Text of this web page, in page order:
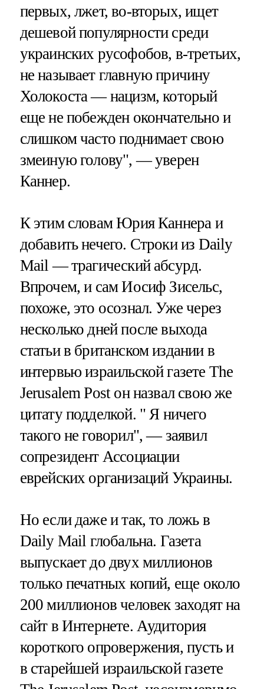
первых, лжет, во-вторых, ищет
дешевой популярности среди
украинских русофобов, в-третьих,
не называет главную причину
Холокоста — нацизм, который
еще не побежден окончательно и
слишком часто поднимает свою
змеиную голову", — уверен
Каннер.
К этим словам Юрия Каннера и
добавить нечего. Строки из Daily
Mail — трагический абсурд.
Впрочем, и сам Иосиф Зисельс,
похоже, это осознал. Уже через
несколько дней после выхода
статьи в британском издании в
интервью израильской газете The
Jerusalem Post он назвал свою же
цитату подделкой. " Я ничего
такого не говорил", — заявил
сопрезидент Ассоциации
еврейских организаций Украины.
Но если даже и так, то ложь в
Daily Mail глобальна. Газета
выпускает до двух миллионов
только печатных копий, еще около
200 миллионов человек заходят на
сайт в Интернете. Аудитория
короткого опровержения, пусть и
в старейшей израильской газете